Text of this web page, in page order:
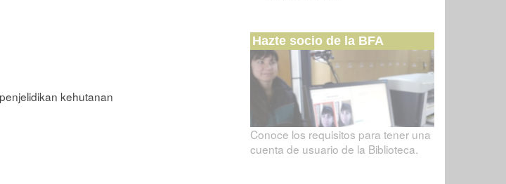
kehutanan
Hazte socio de la BFA
Conoce los requisitos para tener una
cuenta de usuario de la Biblioteca.